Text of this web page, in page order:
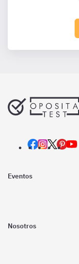
Eventos
Nosotros